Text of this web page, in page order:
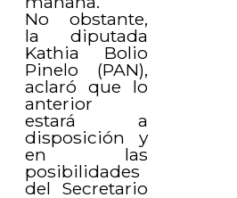
No obstante,
la diputada
Kathia Bolio
Pinelo (PAN),
aclaró que lo
anterior
estará a
disposición y
en las
posibilidades
del Secretario